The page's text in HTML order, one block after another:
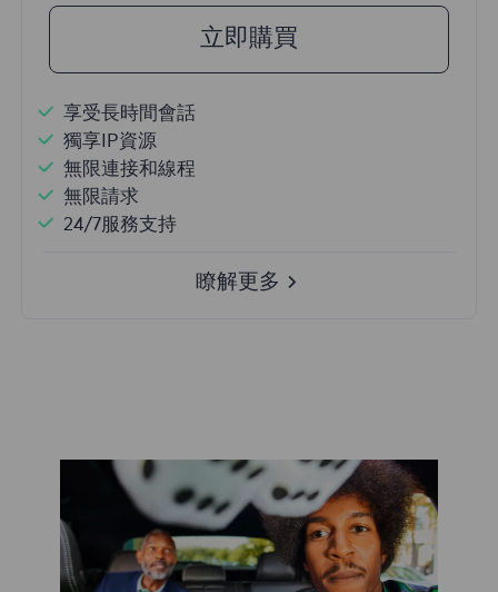
立即購買
享受長時間會話
獨享IP資源
無限連接和線程
無限請求
24/7服務支持
瞭解更多